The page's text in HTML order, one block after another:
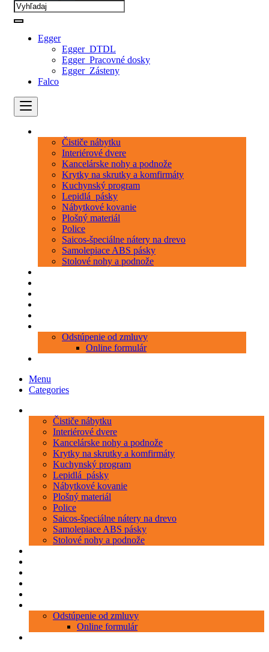
Egger
Egger_DTDL
Egger_Pracovné dosky
Egger_Zásteny
Falco
Čističe nábytku
Interiérové dvere
Kancelárske nohy a podnože
Krytky na skrutky a komfirmáty
Kuchynský program
Lepidlá_pásky
Nábytkové kovanie
Plošný materiál
Police
Saicos-špeciálne nátery na drevo
Samolepiace ABS pásky
Stolové nohy a podnože
Odstúpenie od zmluvy
Online formulár
Menu
Categories
Čističe nábytku
Interiérové dvere
Kancelárske nohy a podnože
Krytky na skrutky a komfirmáty
Kuchynský program
Lepidlá_pásky
Nábytkové kovanie
Plošný materiál
Police
Saicos-špeciálne nátery na drevo
Samolepiace ABS pásky
Stolové nohy a podnože
Odstúpenie od zmluvy
Online formulár